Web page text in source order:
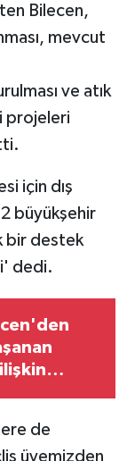
Bilecen,
mevcut
ve atık
projeleri
için dış
büyükşehir
bir destek
dedi.
de
üyemizden